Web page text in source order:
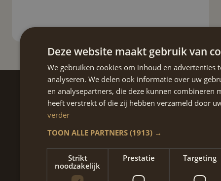
afspraak@mdcwel.nl
MAASTRICHT
Deze website maakt gebruik van
We gebruiken cookies om inhoud en advertenties
analyseren. We delen ook informatie over uw
en analysepartners, die deze kunnen combineren
heeft verstrekt of die zij hebben verzameld door
verder
TOON ALLE PARTNERS (1913) →
Strikt
noodzakelijk
Prestatie Targeting